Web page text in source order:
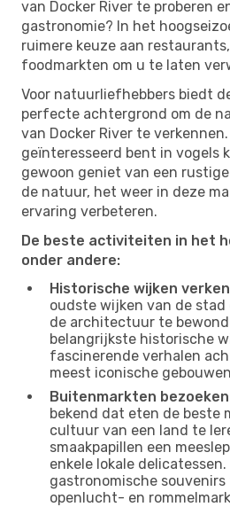
van Docker River te proberen
gastronomie? In het
ruimere keuze aan
foodmarkten om u te laten
Voor natuurliefhebbers biedt
perfecte achtergrond om de
van Docker River te
geïnteresseerd bent in vogels
gewoon geniet van een
de natuur, het weer in deze
ervaring verbeteren.
De beste activiteiten in het
onder andere:
Historische wijken
oudste wijken van de stad
de architectuur te
belangrijkste historische
fascinerende verhalen
meest iconische
Buitenmarkten
bekend dat eten de beste
cultuur van een land te
smaakpapillen een
enkele lokale
gastronomische souvenirs
openlucht- en